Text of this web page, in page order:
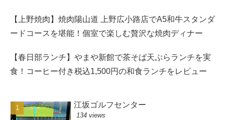
【上野焼肉】焼肉陽山道 上野広小路店でA5和牛スタンダ
ードコースを堪能！個室で楽しむ贅沢な焼肉ディナー
【春日部ランチ】やまや新館で茶そば天ぷらランチを実
食！コーヒー付き税込1,500円の和食ランチをレビュー
江坂ゴルフセンター
134 views